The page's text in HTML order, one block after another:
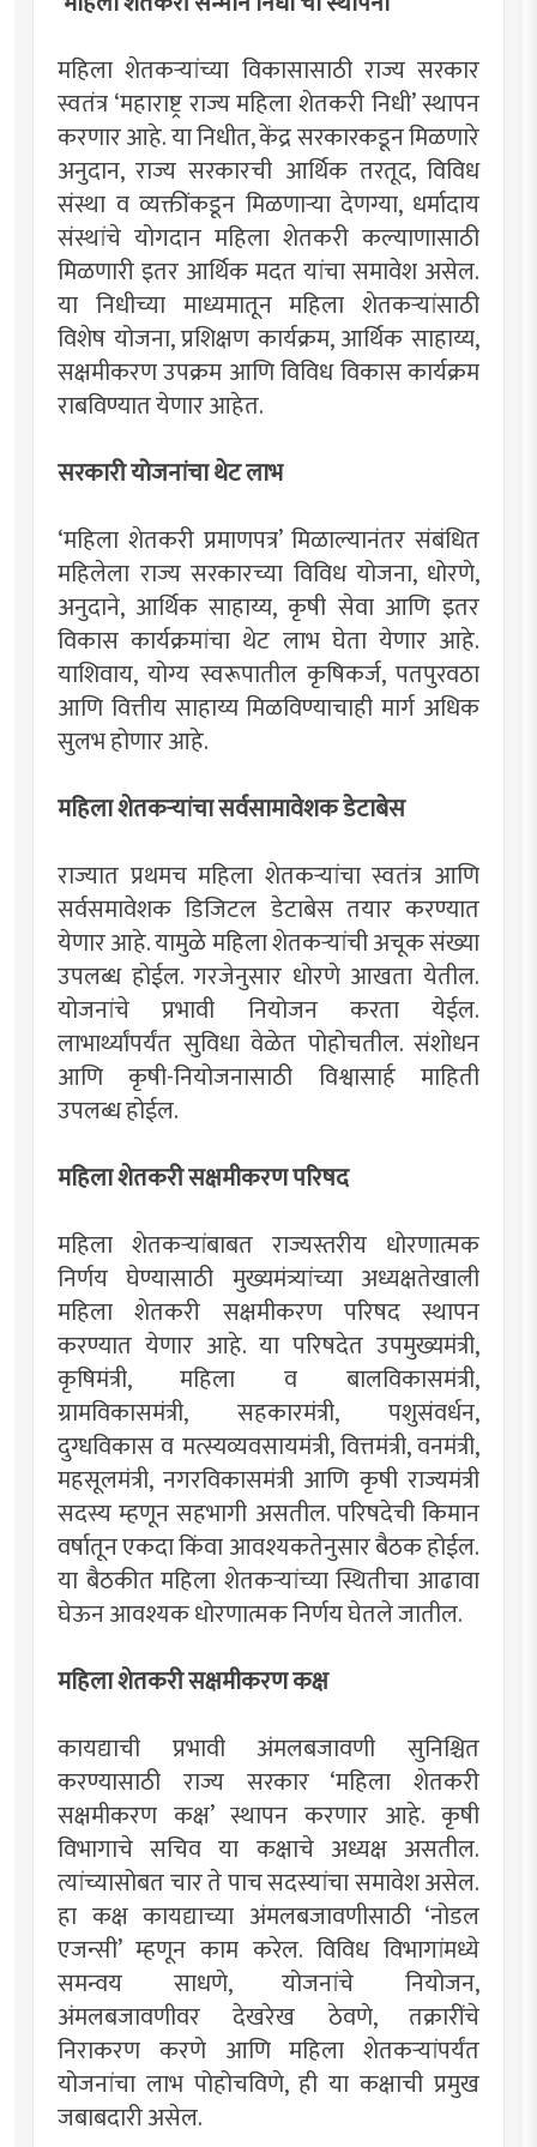
महिला शेतकर्‍यांच्या विकासासाठी राज्य सरकार
स्वतंत्र ‘महाराष्ट्र राज्य महिला शेतकरी निधी’ स्थापन
करणार आहे. या निधीत, केंद्र सरकारकडून मिळणारे
अनुदान, राज्य सरकारची आर्थिक तरतूद, विविध
संस्था व व्यक्तींकडून मिळणार्‍या देणग्या, धर्मादाय
संस्थांचे योगदान महिला शेतकरी कल्याणासाठी
मिळणारी इतर आर्थिक मदत यांचा समावेश असेल.
या निधीच्या माध्यमातून महिला शेतकर्‍यांसाठी
विशेष योजना, प्रशिक्षण कार्यक्रम, आर्थिक साहाय्य,
सक्षमीकरण उपक्रम आणि विविध विकास कार्यक्रम
राबविण्यात येणार आहेत.
सरकारी योजनांचा थेट लाभ
‘महिला शेतकरी प्रमाणपत्र’ मिळाल्यानंतर संबंधित
महिलेला राज्य सरकारच्या विविध योजना, धोरणे,
अनुदाने, आर्थिक साहाय्य, कृषी सेवा आणि इतर
विकास कार्यक्रमांचा थेट लाभ घेता येणार आहे.
याशिवाय, योग्य स्वरूपातील कृषिकर्ज, पतपुरवठा
आणि वित्तीय साहाय्य मिळविण्याचाही मार्ग अधिक
सुलभ होणार आहे.
महिला शेतकर्‍यांचा सर्वसामावेशक डेटाबेस
राज्यात प्रथमच महिला शेतकर्‍यांचा स्वतंत्र आणि
सर्वसमावेशक डिजिटल डेटाबेस तयार करण्यात
येणार आहे. यामुळे महिला शेतकर्‍यांची अचूक संख्या
उपलब्ध होईल. गरजेनुसार धोरणे आखता येतील.
योजनांचे प्रभावी नियोजन करता येईल.
लाभार्थ्यांपर्यंत सुविधा वेळेत पोहोचतील. संशोधन
आणि कृषी-नियोजनासाठी विश्वासार्ह माहिती
उपलब्ध होईल.
महिला शेतकरी सक्षमीकरण परिषद
महिला शेतकर्‍यांबाबत राज्यस्तरीय धोरणात्मक
निर्णय घेण्यासाठी मुख्यमंत्र्यांच्या अध्यक्षतेखाली
महिला शेतकरी सक्षमीकरण परिषद स्थापन
करण्यात येणार आहे. या परिषदेत उपमुख्यमंत्री,
कृषिमंत्री, महिला व बालविकासमंत्री,
ग्रामविकासमंत्री, सहकारमंत्री, पशुसंवर्धन,
दुग्धविकास व मत्स्यव्यवसायमंत्री, वित्तमंत्री, वनमंत्री,
महसूलमंत्री, नगरविकासमंत्री आणि कृषी राज्यमंत्री
सदस्य म्हणून सहभागी असतील. परिषदेची किमान
वर्षातून एकदा किंवा आवश्यकतेनुसार बैठक होईल.
या बैठकीत महिला शेतकर्‍यांच्या स्थितीचा आढावा
घेऊन आवश्यक धोरणात्मक निर्णय घेतले जातील.
महिला शेतकरी सक्षमीकरण कक्ष
कायद्याची प्रभावी अंमलबजावणी सुनिश्चित
करण्यासाठी राज्य सरकार ‘महिला शेतकरी
सक्षमीकरण कक्ष’ स्थापन करणार आहे. कृषी
विभागाचे सचिव या कक्षाचे अध्यक्ष असतील.
त्यांच्यासोबत चार ते पाच सदस्यांचा समावेश असेल.
हा कक्ष कायद्याच्या अंमलबजावणीसाठी ‘नोडल
एजन्सी’ म्हणून काम करेल. विविध विभागांमध्ये
समन्वय साधणे, योजनांचे नियोजन,
अंमलबजावणीवर देखरेख ठेवणे, तक्रारींचे
निराकरण करणे आणि महिला शेतकर्‍यांपर्यंत
योजनांचा लाभ पोहोचविणे, ही या कक्षाची प्रमुख
जबाबदारी असेल.